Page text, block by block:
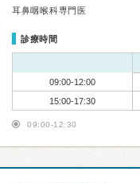
耳鼻咽喉科専門医
診療時間
09:00-12:00
15:00-17:30
09:00-12:30